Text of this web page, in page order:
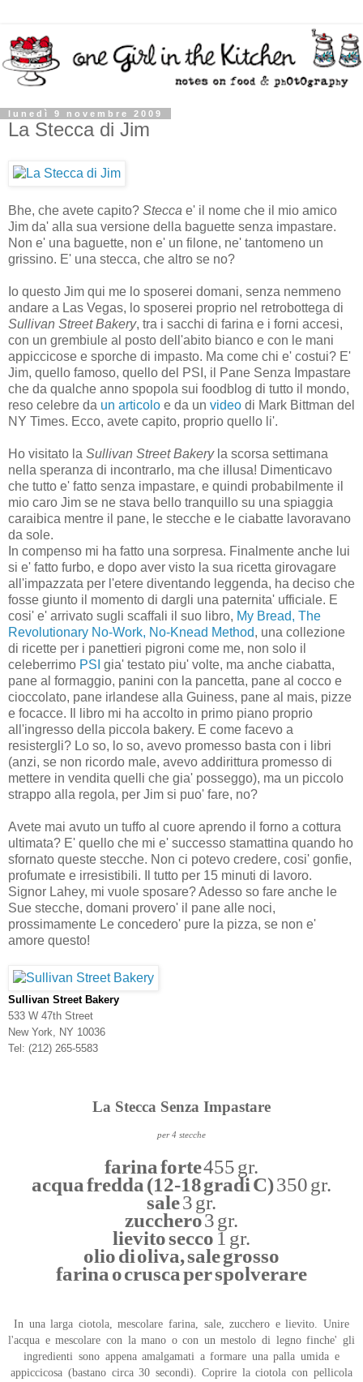
lunedì 9 novembre 2009
La Stecca di Jim
Bhe, che avete capito? Stecca e' il nome che il mio amico
Jim da' alla sua versione della baguette senza impastare.
Non e' una baguette, non e' un filone, ne' tantomeno un
grissino. E' una stecca, che altro se no?
Io questo Jim qui me lo sposerei domani, senza nemmeno
andare a Las Vegas, lo sposerei proprio nel retrobottega di
Sullivan Street Bakery, tra i sacchi di farina e i forni accesi,
con un grembiule al posto dell'abito bianco e con le mani
appiccicose e sporche di impasto. Ma come chi e' costui? E'
Jim, quello famoso, quello del PSI, il Pane Senza Impastare
che da qualche anno spopola sui foodblog di tutto il mondo,
reso celebre da un articolo e da un video di Mark Bittman del
NY Times. Ecco, avete capito, proprio quello li'.
Ho visitato la Sullivan Street Bakery la scorsa settimana
nella speranza di incontrarlo, ma che illusa! Dimenticavo
che tutto e' fatto senza impastare, e quindi probabilmente il
mio caro Jim se ne stava bello tranquillo su una spiaggia
caraibica mentre il pane, le stecche e le ciabatte lavoravano
da sole.
In compenso mi ha fatto una sorpresa. Finalmente anche lui
si e' fatto furbo, e dopo aver visto la sua ricetta girovagare
all'impazzata per l'etere diventando leggenda, ha deciso che
fosse giunto il momento di dargli una paternita' ufficiale. E
cosi' e' arrivato sugli scaffali il suo libro, My Bread, The
Revolutionary No-Work, No-Knead Method, una collezione
di ricette per i panettieri pigroni come me, non solo il
celeberrimo PSI gia' testato piu' volte, ma anche ciabatta,
pane al formaggio, panini con la pancetta, pane al cocco e
cioccolato, pane irlandese alla Guiness, pane al mais, pizze
e focacce. Il libro mi ha accolto in primo piano proprio
all'ingresso della piccola bakery. E come facevo a
resistergli? Lo so, lo so, avevo promesso basta con i libri
(anzi, se non ricordo male, avevo addirittura promesso di
mettere in vendita quelli che gia' posseggo), ma un piccolo
strappo alla regola, per Jim si puo' fare, no?
Avete mai avuto un tuffo al cuore aprendo il forno a cottura
ultimata? E' quello che mi e' successo stamattina quando ho
sfornato queste stecche. Non ci potevo credere, cosi' gonfie,
profumate e irresistibili. Il tutto per 15 minuti di lavoro.
Signor Lahey, mi vuole sposare? Adesso so fare anche le
Sue stecche, domani provero' il pane alle noci,
prossimamente Le concedero' pure la pizza, se non e'
amore questo!
Sullivan Street Bakery
533 W 47th Street
New York, NY 10036
Tel: (212) 265-5583
La Stecca Senza Impastare
per 4 stecche
farina forte455 gr.
acqua fredda (12-18 gradi C)350 gr.
sale3 gr.
zucchero3 gr.
lievito secco 1 gr.
olio di oliva, sale grosso
farina o crusca per spolverare
In una larga ciotola, mescolare farina, sale, zucchero e lievito. Unire
l'acqua e mescolare con la mano o con un mestolo di legno finche' gli
ingredienti sono appena amalgamati a formare una palla umida e
appiccicosa (bastano circa 30 secondi). Coprire la ciotola con pellicola